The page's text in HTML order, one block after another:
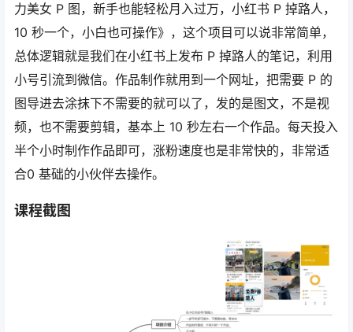
力美女 P 图，新手也能轻松月入过万，小红书 P 掉路人，
10 秒一个，小白也可操作》，这个项目可以说非常简单，
总体逻辑就是我们在小红书上发布 P 掉路人的笔记，利用
小号引流到微信。作品制作就用到一个网址，把需要 P 的
图导进去涂抹下不需要的就可以了，发的是图文，不是视
频，也不需要剪辑，基本上 10 秒左右一个作品。每天投入
半个小时制作作品即可，涨粉速度也是非常快的，非常适
合0 基础的小伙伴去操作。
课程截图